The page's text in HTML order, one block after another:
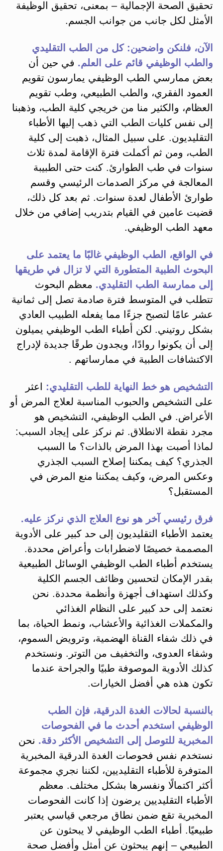
تحقيق الصحة الإجمالية – بمعنى، تحقيق الوظيفة
الأمثل لكل جانب من جوانب الجسم.
الآن، فلنكن واضحين: كل من الطب التقليدي
والطب الوظيفي قائم على العلم. في حين أن
بعض ممارسي الطب الوظيفي يمارسون تقويم
العمود الفقري، والطب الطبيعي، وطب تقويم
العظام، والكثير منا من خريجي كلية الطب، وذهبنا
إلى نفس كليات الطب التي ذهب إليها الأطباء
التقليديون. على سبيل المثال، ذهبت إلى كلية
الطب، ومن ثم أكملت فترة الإقامة لمدة ثلاث
سنوات في طب الطوارئ. كنت حتى الطبيبة
المعالجة في مركز الصدمات الرئيسي وقسم
طوارئ الأطفال لعدة سنوات. ثم بعد كل ذلك،
قضيت عامين في القيام بتدريب إضافي من خلال
معهد الطب الوظيفي.
في الواقع، الطب الوظيفي غالبًا ما يعتمد على
البحوث الطبية المتطورة التي لا تزال في طريقها
إلى ممارسة الطب التقليدي. معظم البحوث
تتطلب في المتوسط فترة صادمة تصل إلى ثمانية
عشر عامًا لتصبح جزءًا مما يفعله الطبيب العادي
بشكل روتيني. لكن أطباء الطب الوظيفي يميلون
إلى أن يكونوا روادًا، ويجدون طرقًا جديدة لإدراج
الاكتشافات الطبية في ممارساتهم .
التشخيص هو خط النهاية للطب التقليدي: اعثر
على التشخيص والحبوب المناسبة لعلاج المرض أو
الأعراض. في الطب الوظيفي، التشخيص هو
مجرد نقطة الانطلاق. ثم نركز على إيجاد السبب:
لماذا أصبت بهذا المرض بالذات؟ ما السبب
الجذري؟ كيف يمكننا إصلاح السبب الجذري
وعكس المرض، وكيف يمكننا منع المرض في
المستقبل؟
فرق رئيسي آخر هو نوع العلاج الذي نركز عليه.
يعتمد الأطباء التقليديون إلى حد كبير على الأدوية
المصممة خصيصًا لاضطرابات وأعراض محددة.
يستخدم أطباء الطب الوظيفي الوسائل الطبيعية
بقدر الإمكان لتحسين وظائف الجسم الكلية
وكذلك استهداف أجهزة وأنظمة محددة. نحن
نعتمد إلى حد كبير على النظام الغذائي
والمكملات الغذائية والأعشاب، ونمط الحياة، بما
في ذلك شفاء القناة الهضمية، وترويض السموم،
وشفاء العدوى، والتخفيف من التوتر. ونستخدم
كذلك الأدوية الموصوفة طبيًا والجراحة عندما
تكون هذه هي أفضل الخيارات.
بالنسبة لحالات الغدة الدرقية، فإن الطب
الوظيفي استخدم أحدث ما في الفحوصات
المخبرية للتوصل إلى التشخيص الأكثر دقة. نحن
نستخدم نفس فحوصات الغدة الدرقية المخبرية
المتوفرة للأطباء التقليديين، لكننا نجري مجموعة
أكثر اكتمالًا ونفسرها بشكل مختلف. معظم
الأطباء التقليديين يرضون إذا كانت الفحوصات
المخبرية تقع ضمن نطاق مرجعي قياسي يعتبر
طبيعيًا. أطباء الطب الوظيفي لا يبحثون عن
الطبيعي – إنهم يبحثون عن أمثل وأفضل صحة